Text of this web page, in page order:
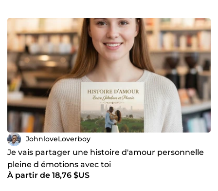
JohnloveLoverboy
Je vais partager une histoire d'amour personnelle
pleine d émotions avec toi
À partir de 18,76 $US